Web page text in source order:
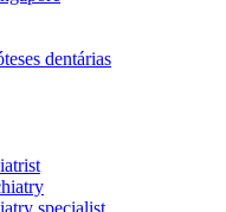
dentárias
specialist